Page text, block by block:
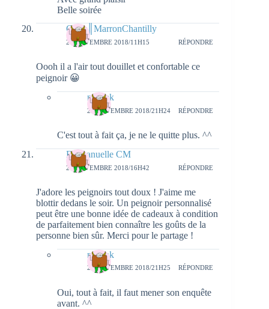
Belle soirée
Geny║MarronChantilly
21 NOVEMBRE 2018/11H15 RÉPONDRE
Oooh il a l'air tout douillet et confortable ce
peignoir 😀
natieak
22 NOVEMBRE 2018/21H24 RÉPONDRE
C'est tout à fait ça, je ne le quitte plus. ^^
Emmanuelle CM
21 NOVEMBRE 2018/16H42 RÉPONDRE
J'adore les peignoirs tout doux ! J'aime me
blottir dedans le soir. Un peignoir personnalisé
peut être une bonne idée de cadeaux à condition
de parfaitement bien connaître les goûts de la
personne bien sûr. Merci pour le partage !
natieak
22 NOVEMBRE 2018/21H25 RÉPONDRE
Oui, tout à fait, il faut mener son enquête
avant. ^^